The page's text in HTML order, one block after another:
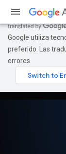
Google utiliza
preferido. Las
errores.